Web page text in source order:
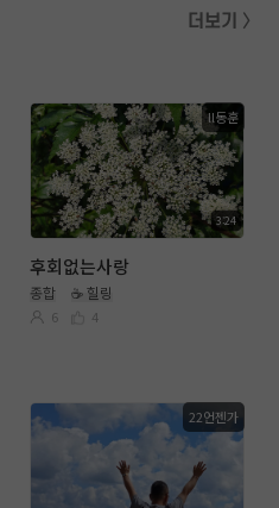
더보기 〉
3:24
ll동훈
후회없는사랑
종합 ☕ 힐링
6 4
22언젠가